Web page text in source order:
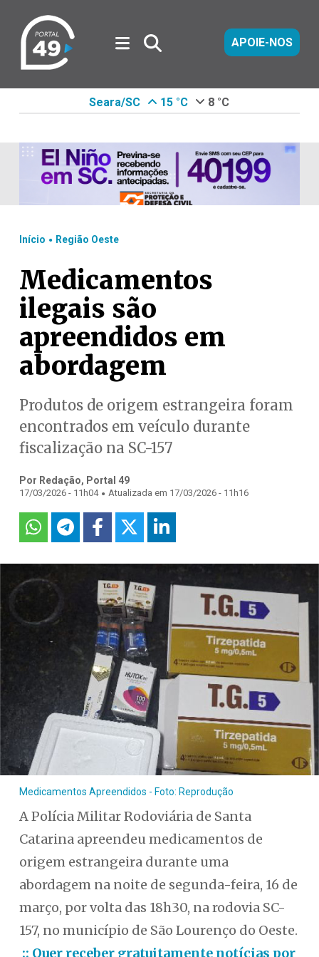
APOIE-NOS
Seara/SC 15 °C 8 °C
Início . Região Oeste
Medicamentos
ilegais são
apreendidos em
abordagem
Produtos de origem estrangeira foram
encontrados em veículo durante
fiscalização na SC-157
Por Redação, Portal 49
17/03/2026 - 11h04 . Atualizada em 17/03/2026 - 11h16
Medicamentos Apreendidos - Foto: Reprodução
A Polícia Militar Rodoviária de Santa
Catarina apreendeu medicamentos de
origem estrangeira durante uma
abordagem na noite de segunda-feira, 16 de
março, por volta das 18h30, na rodovia SC-
157, no município de São Lourenço do Oeste.
:: Quer receber gratuitamente notícias por